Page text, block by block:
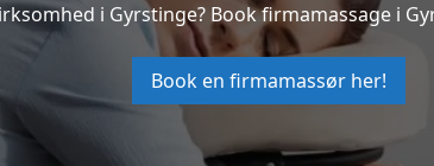
i Gyrstinge? Book firmamassage i
Book en firmamassør her!